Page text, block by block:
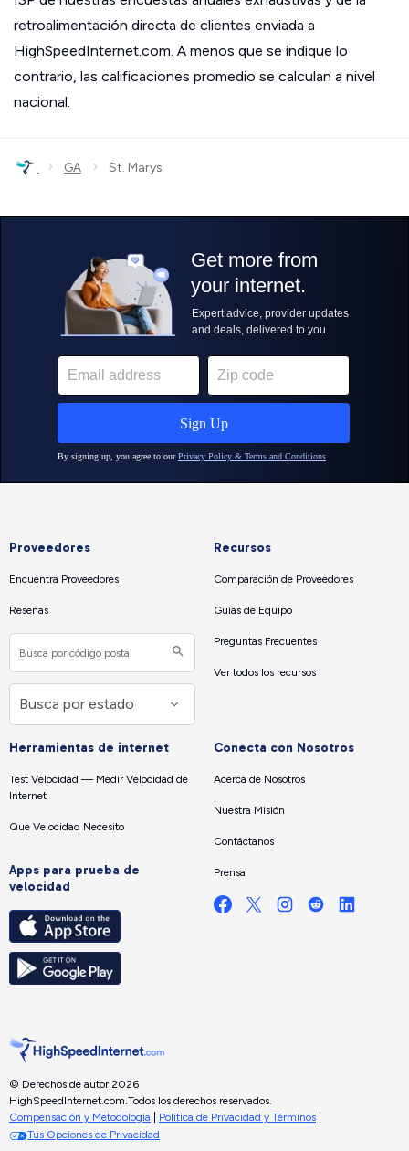
retroalimentación directa de clientes enviada a
HighSpeedInternet.com. A menos que se indique lo
contrario, las calificaciones promedio se calculan a nivel
nacional.
› GA › St. Marys
Proveedores
Encuentra Proveedores
Reseñas
Recursos
Comparación de Proveedores
Guías de Equipo
Preguntas Frecuentes
Ver todos los recursos
Herramientas de internet
Test Velocidad — Medir Velocidad de
Internet
Que Velocidad Necesito
Apps para prueba de
velocidad
Conecta con Nosotros
Acerca de Nosotros
Nuestra Misión
Contáctanos
Prensa
© Derechos de autor 2026
HighSpeedInternet.com.Todos los derechos reservados.
Compensación y Metodología
Política de Privacidad y Términos
Tus Opciones de Privacidad